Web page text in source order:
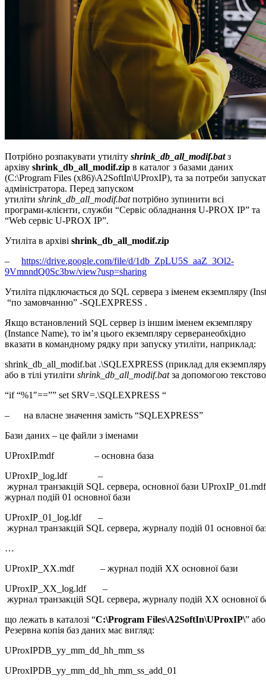
Потрібно розпакувати утиліту shrink_db_all_modif.batз
архіву shrink_db_all_modif.zip в каталог з базами даних
(C:\Program Files (x86)\A2SoftIn\UProxIP), та за потреби
адміністратора. Перед запуском
утиліти shrink_db_all_modif.batпотрібно зупинити всі
програми-клієнти, служби “Сервіс обладнання U-PROX IP” та
“Web сервіс U-PROX IP”.
Утиліта в архіві shrink_db_all_modif.zip
– https://drive.google.com/file/d/1db_ZpLU5S_aaZ_3Ol2-
9VmnndQ0Sc3bw/view?usp=sharing
Утиліта підключається до SQL сервера з іменем екземпляру
“по замовчанню” -SQLEXPRESS .
Якщо встановлений SQL сервер із іншим іменем екземпляру
(Instance Name), то ім’я цього екземпляру серверанеобхідно
вказати в командному рядку при запуску утиліти, наприклад:
shrink_db_all_modif.bat .\SQLEXPRESS (приклад для
або в тілі утиліти shrink_db_all_modif.batза допомогою
“if “%1″==”” set SRV=.\SQLEXPRESS “
– на власне значення замість “SQLEXPRESS”
Бази даних – це файли з іменами
UProxIP.mdf – основна база
UProxIP_log.ldf –
журнал транзакцій SQL сервера, основної бази
журнал подій 01 основної бази
UProxIP_01_log.ldf –
журнал транзакцій SQL сервера, журналу подій 01 основної
…
UProxIP_ХХ.mdf – журнал подій ХХ основної бази
UProxIP_ХХ_log.ldf –
журнал транзакцій SQL сервера, журналу подій ХХ основної
що лежать в каталозі “C:\Program Files\A2SoftIn\UProxIP\”
Резервна копія баз даних має вигляд:
UProxIPDB_yy_mm_dd_hh_mm_ss
UProxIPDB_yy_mm_dd_hh_mm_ss_add_01